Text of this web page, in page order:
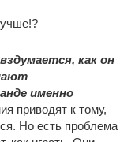
как он
именно
приводят к тому,
Но есть проблема